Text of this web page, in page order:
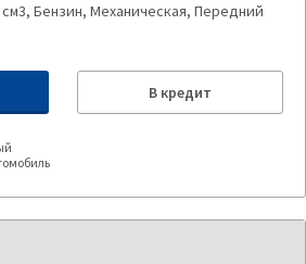
см3, Бензин, Механическая, Передний
В кредит